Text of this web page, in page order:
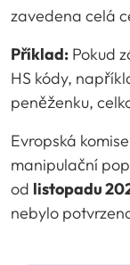
zavedena celá
Příklad: Pokud
HS kódy,
peněženku,
Evropská
manipulační
od listopadu
nebylo